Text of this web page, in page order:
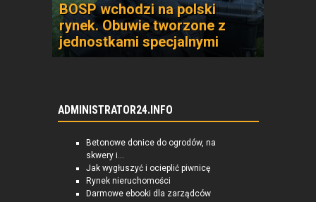
BOSP wchodzi na polski
rynek. Obuwie tworzone z
jednostkami specjalnymi
ADMINISTRATOR24.INFO
Betonowe donice do ogrodów, na
skwery i...
Jak wygłuszyć i ocieplić piwnicę
Rynek nieruchomości
Darmowe ebooki dla zarządców